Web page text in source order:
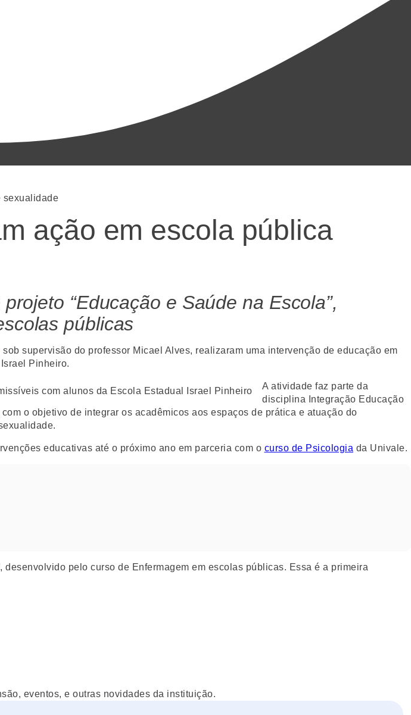
sexualidade
ação em escola pública
“Educação e Saúde na Escola”,
públicas
sob supervisão do professor Micael Alves, realizaram uma intervenção de educação em
Pinheiro.
A atividade faz parte da
disciplina Integração Educação
o objetivo de integrar os acadêmicos aos espaços de prática e atuação do
educativas até o próximo ano em parceria com o curso de Psicologia da Univale.
pelo curso de Enfermagem em escolas públicas. Essa é a primeira
eventos, e outras novidades da instituição.